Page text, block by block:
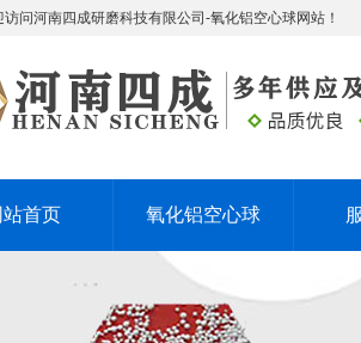
问河南四成研磨科技有限公司-氧化铝空心球网站！
站首页 氧化铝空心球